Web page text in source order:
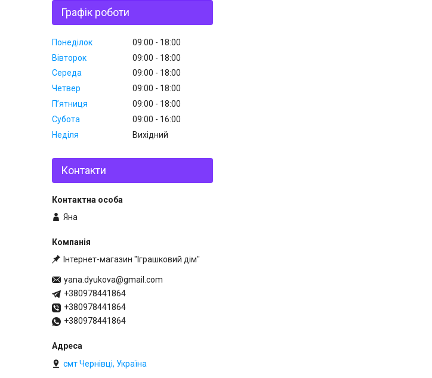
Графік роботи
Понеділок 09:00
18:00
Вівторок
09:00
18:00
Середа
09:00
18:00
Четвер
09:00
18:00
Пʼятниця
09:00
18:00
Субота
09:00
16:00
Неділя
Вихідний
Контакти
Яна
Інтернет-магазин "Іграшковий дім"
yana.dyukova@gmail.com
+380978441864
+380978441864
+380978441864
смт Чернівці, Україна